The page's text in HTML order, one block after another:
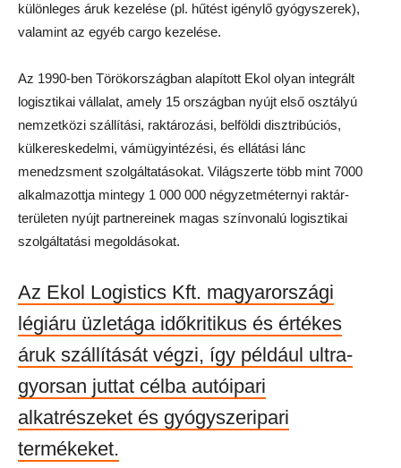
különleges áruk kezelése (pl. hűtést igénylő gyógyszerek),
valamint az egyéb cargo kezelése.
Az 1990-ben Törökországban alapított Ekol olyan integrált
logisztikai vállalat, amely 15 országban nyújt első osztályú
nemzetközi szállítási, raktározási, belföldi disztribúciós,
külkereskedelmi, vámügyintézési, és ellátási lánc
menedzsment szolgáltatásokat. Világszerte több mint 7000
alkalmazottja mintegy 1 000 000 négyzetméternyi raktár-
területen nyújt partnereinek magas színvonalú logisztikai
szolgáltatási megoldásokat.
Az Ekol Logistics Kft. magyarországi
légiáru üzletága időkritikus és értékes
áruk szállítását végzi, így például ultra-
gyorsan juttat célba autóipari
alkatrészeket és gyógyszeripari
termékeket.